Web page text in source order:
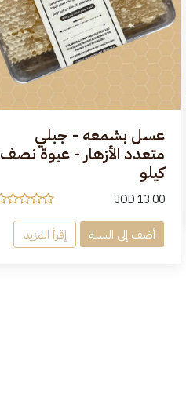
عسل بشمعه - جبلي
متعدد الأزهار - عبوة نصف
كيلو
JOD 13.00
أضف إلى السلة إقرأ المزيد